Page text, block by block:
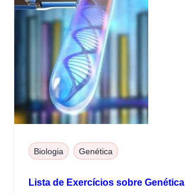
Biologia Genética
Lista de Exercícios sobre Genética